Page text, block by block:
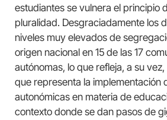
estudiantes se vulnera el principio
pluralidad. Desgraciadamente los
niveles muy elevados de
origen nacional en 15 de las 17
autónomas, lo que refleja, a su
que representa la implementación
autonómicas en materia de
contexto donde se dan pasos de